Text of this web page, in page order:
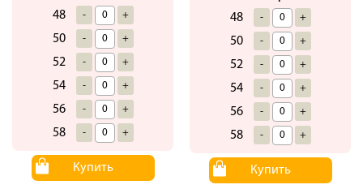
48 - +
50 - +
52 - +
54 - +
56 - +
58 - +
Купить
48 - +
50 - +
52 - +
54 - +
56 - +
58 - +
Купить